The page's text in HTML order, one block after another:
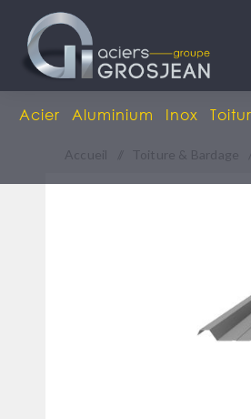
Acier Aluminium Inox
Accueil Toiture & Bardage